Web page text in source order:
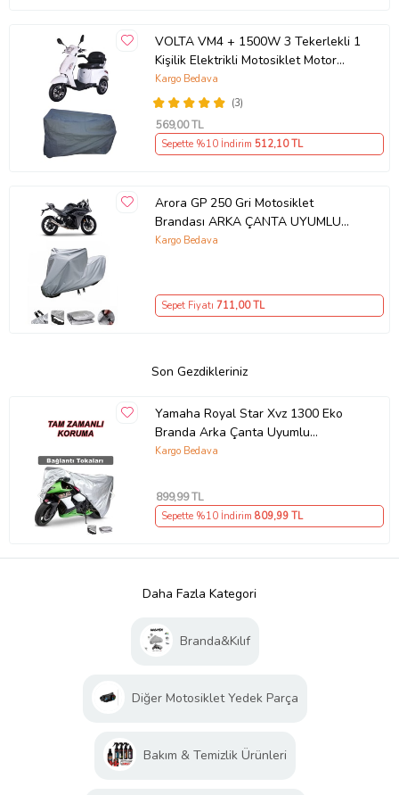
VOLTA VM4 + 1500W 3 Tekerlekli 1
Kişilik Elektrikli Motosiklet Motor
Koruma Brandası Ultra Dayanıklı
(3)
Kargo Bedava
569,00 TL
Sepette %10 İndirim 512,10 TL
Arora GP 250 Gri Motosiklet
Brandası ARKA ÇANTA UYUMLU
DEĞİLDİR
Kargo Bedava
Sepet Fiyatı 711,00 TL
Son Gezdikleriniz
Yamaha Royal Star Xvz 1300 Eko
Branda Arka Çanta Uyumlu
Ekonomik Gri
Kargo Bedava
899,99 TL
Sepette %10 İndirim 809,99 TL
Daha Fazla Kategori
Branda&Kılıf
Diğer Motosiklet Yedek Parça
Bakım & Temizlik Ürünleri